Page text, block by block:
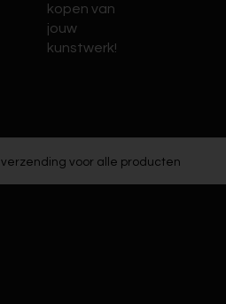
kopen van
jouw
kunstwerk!
verzending voor alle producten